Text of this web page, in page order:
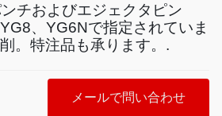
チおよびエジェクタピン
、YG6Nで指定されていま
。特注品も承ります。.
メールで問い合わせ